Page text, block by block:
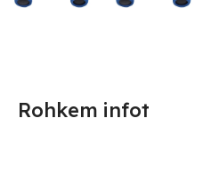
Rohkem infot